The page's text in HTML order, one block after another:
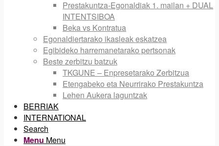
Prestakuntza-Egonaldiak 1. mailan + DUAL
INTENTSIBOA
Beka vs Kontratua
Egonaldiertarako ikasleak eskatzea
Egibideko harremanetarako pertsonak
Beste zerbitzu batzuk
TKGUNE – Enpresetarako Zerbitzua
Etengabeko eta Neurrirako Prestakuntza
Lehen Aukera laguntzak
BERRIAK
INTERNATIONAL
Search
Menu Menu